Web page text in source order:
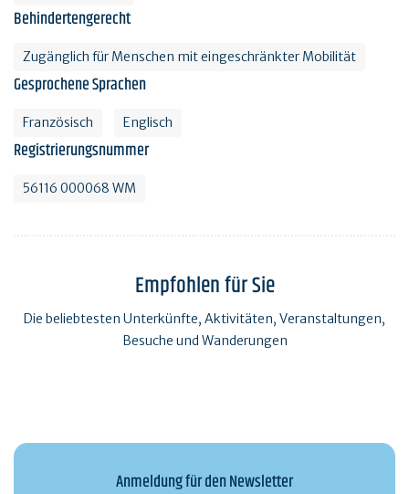
Behindertengerecht
Zugänglich für Menschen mit eingeschränkter Mobilität
Gesprochene Sprachen
Französisch Englisch
Registrierungsnummer
56116 000068 WM
Empfohlen für Sie
Die beliebtesten Unterkünfte, Aktivitäten, Veranstaltungen,
Besuche und Wanderungen
Anmeldung für den Newsletter